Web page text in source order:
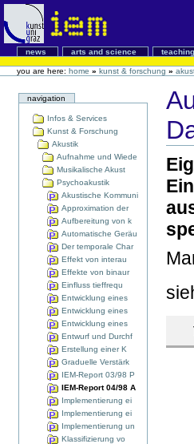
news arts and science teaching
you are here: home » kunst & forschung »
navigation
Infos & Services
Kunst & Forschung
Akustik
Aufnahme und Wiede
Musikalische Akust
Psychoakustik
Akustische Kommuni
Approximation der
Aufbereitung von k
Automatische Geräu
Der temporale Char
Effekt von interau
Effekte von binaur
Einfluss tieffrequ
Entwicklung eines
Entwicklung eines
Entwicklung eines
Entwurf und Durchf
Erstellung einer K
Graduelle Verstärk
IEM-Report 03/98 P
IEM-Report 04/98 A
Implementierung ei
Implementierung ei
Implementierung un
Klassifizierung vo